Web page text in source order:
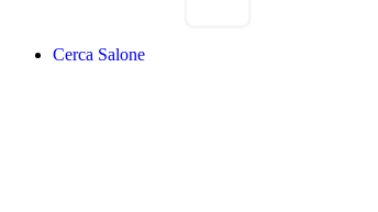
Cerca Salone